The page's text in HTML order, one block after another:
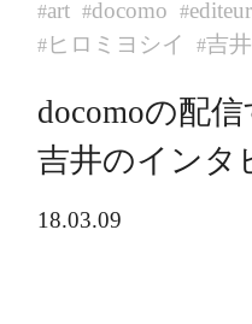
#art #docomo #editeur
# ヒロミヨシイ #吉
docomoの配
吉井のイン
18.03.09